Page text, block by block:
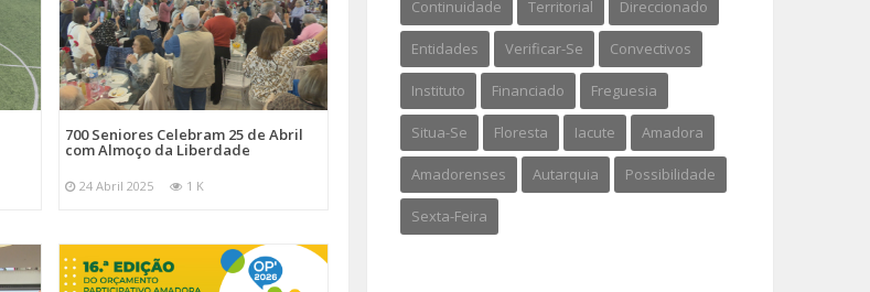
700 Seniores Celebram 25 de Abril
com Almoço da Liberdade
24 Abril 2025 1 K
Continuidade Territorial Direccionado
Entidades Verificar-Se Convectivos
Instituto Financiado Freguesia
Situa-Se Floresta Iacute Amadora
Amadorenses Autarquia Possibilidade
Sexta-Feira